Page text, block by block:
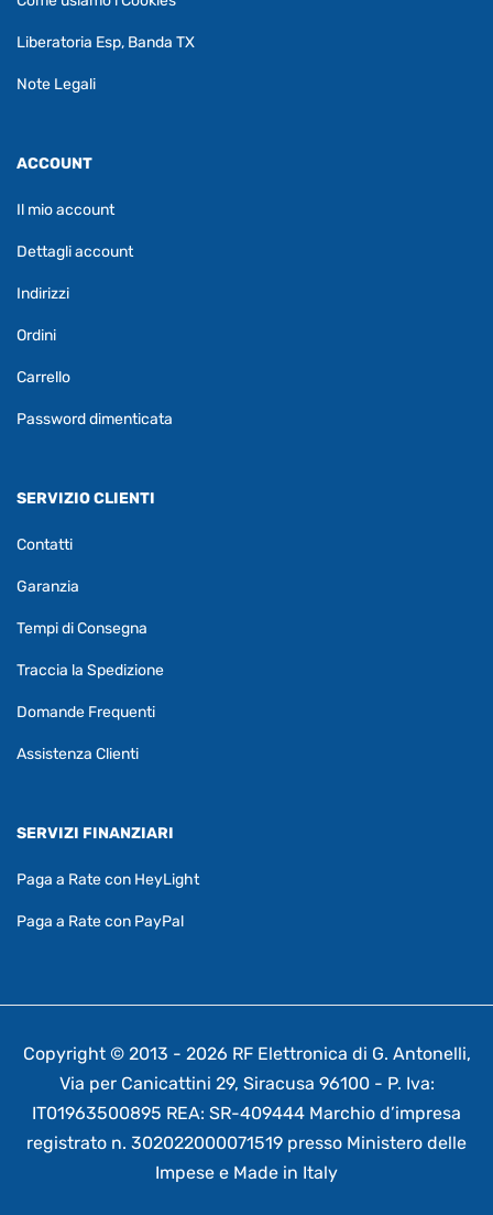
Liberatoria Esp, Banda TX
Note Legali
ACCOUNT
Il mio account
Dettagli account
Indirizzi
Ordini
Carrello
Password dimenticata
SERVIZIO CLIENTI
Contatti
Garanzia
Tempi di Consegna
Traccia la Spedizione
Domande Frequenti
Assistenza Clienti
SERVIZI FINANZIARI
Paga a Rate con HeyLight
Paga a Rate con PayPal
Copyright © 2013 - 2026 RF Elettronica di G. Antonelli,
Via per Canicattini 29, Siracusa 96100 - P. Iva:
IT01963500895 REA: SR-409444 Marchio d’impresa
registrato n. 302022000071519 presso Ministero delle
Impese e Made in Italy